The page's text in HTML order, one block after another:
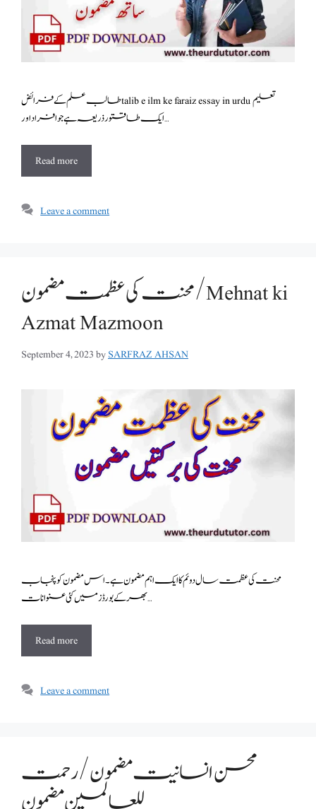
طالب علم کے فرائض talib e ilm ke faraiz essay in urdu تعلیم
ایک طاقتور ذریعہ ہے جو افراد اور …
Read more
Leave a comment
محنت کی عظمت مضمون /Mehnat ki
Azmat Mazmoon
September 4, 2023bySARFRAZ AHSAN
محنت کی عظمت سال دوئم کا ایک اہم مضمون ہے ۔اس مضمون کو پنجاب
بھر کے بورڈز میں کئی عنوانات …
Read more
Leave a comment
محسن انسانیت مضمون /رحمت